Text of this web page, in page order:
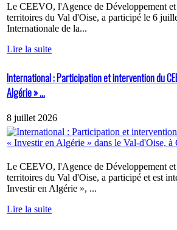
Le CEEVO, l'Agence de Développement
territoires du Val d'Oise, a participé le 6
Internationale de la...
Lire la suite
International : Participation et intervention du
Algérie » ...
8 juillet 2026
Le CEEVO, l'Agence de Développement
territoires du Val d'Oise, a participé et est
Investir en Algérie », ...
Lire la suite